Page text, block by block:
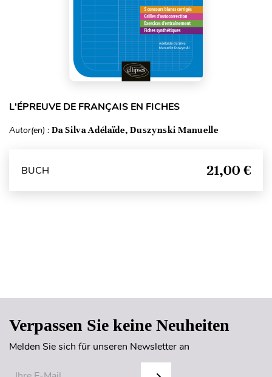
L'ÉPREUVE DE FRANÇAIS EN FICHES
Autor(en) : Da Silva Adélaïde, Duszynski Manuelle
BUCH 21,00 €
Verpassen Sie keine Neuheiten
Melden Sie sich für unseren Newsletter an